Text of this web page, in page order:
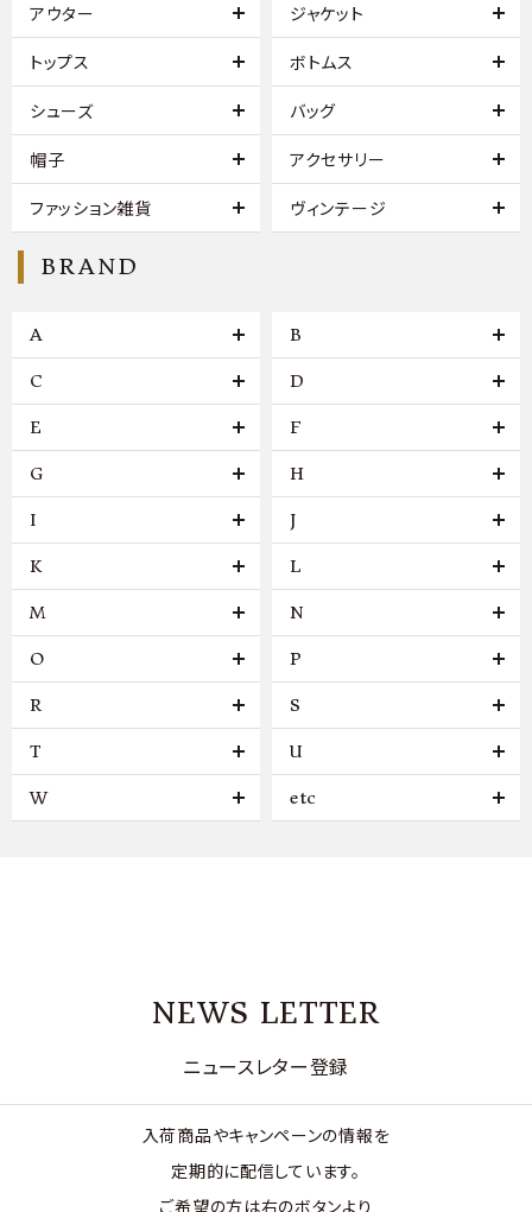
アウター ジャケット
トップス ボトムス
シューズ バッグ
帽子 アクセサリー
ファッション雑貨 ヴィンテージ
BRAND
A B
C D
E F
G H
I J
K L
M N
O P
R S
T U
W etc
NEWS LETTER
ニュースレター登録
入荷商品やキャンペーンの情報を
定期的に配信しています。
ご希望の方は右のボタンより